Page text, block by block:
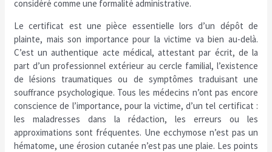
considéré comme une formalité administrative.
Le certificat est une pièce essentielle lors d’un dépôt de
plainte, mais son importance pour la victime va bien au-delà.
C’est un authentique acte médical, attestant par écrit, de la
part d’un professionnel extérieur au cercle familial, l’existence
de lésions traumatiques ou de symptômes traduisant une
souffrance psychologique. Tous les médecins n’ont pas encore
conscience de l’importance, pour la victime, d’un tel certificat :
les maladresses dans la rédaction, les erreurs ou les
approximations sont fréquentes. Une ecchymose n’est pas un
hématome, une érosion cutanée n’est pas une plaie. Les points